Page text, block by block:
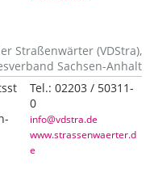
Straßenwärter (VDStra),
Sachsen-Anhalt
Tel.:02203 / 50311-
0
info@vdstra.de
www.strassenwaerter.d
e